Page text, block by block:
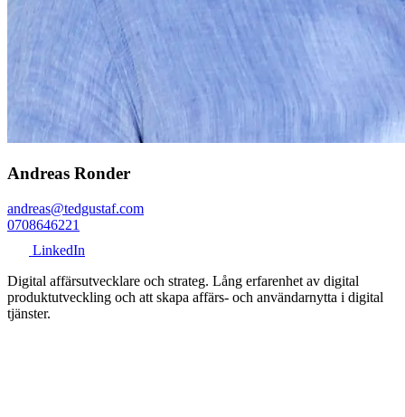
Andreas Ronder
andreas@tedgustaf.com
0708646221
LinkedIn
Digital affärsutvecklare och strateg. Lång erfarenhet av digital
produktutveckling och att skapa affärs- och användarnytta i digital
tjänster.